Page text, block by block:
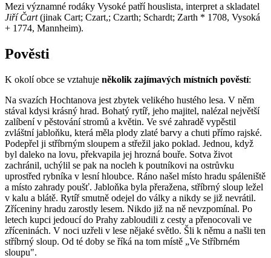
Mezi významné rodáky Vysoké patří houslista, interpret a skladatel
Jiří Čart(jinak Cart; Czart,; Czarth; Schardt; Zarth * 1708, Vysoká
+ 1774, Mannheim).
Pověsti
K okolí obce se vztahuje několik zajímavých místních pověstí:
Na svazích Hochtanova jest zbytek velikého hustého lesa. V něm
stával kdysi krásný hrad. Bohatý rytíř, jeho majitel, nalézal největší
zalíbení v pěstování stromů a květin. Ve své zahradě vypěstil
zvláštní jabloňku, která měla plody zlaté barvy a chuti přímo rajské.
Podepřel ji stříbrným sloupem a střežil jako poklad. Jednou, když
byl daleko na lovu, překvapila jej hrozná bouře. Sotva život
zachránil, uchýlil se pak na nocleh k poutníkovi na ostrůvku
uprostřed rybníka v lesní hloubce. Ráno našel místo hradu spáleniště
a místo zahrady poušť. Jabloňka byla přeražena, stříbrný sloup ležel
v kalu a blátě. Rytíř smutně odejel do války a nikdy se již nevrátil.
Zříceniny hradu zarostly lesem. Nikdo již na ně nevzpomínal. Po
letech kupci jedoucí do Prahy zabloudili z cesty a přenocovali ve
zříceninách. V noci uzřeli v lese nějaké světlo. Šli k němu a našli ten
stříbrný sloup. Od té doby se říká na tom místě „Ve Stříbrném
sloupu".